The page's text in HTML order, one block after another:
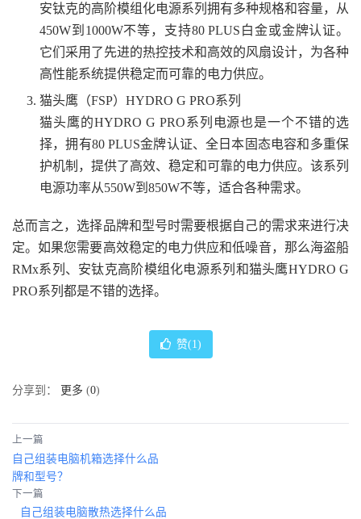
安钛克的高阶模组化电源系列拥有多种规格和容量，从
450W到1000W不等，支持80 PLUS白金或金牌认证。
它们采用了先进的热控技术和高效的风扇设计，为各种
高性能系统提供稳定而可靠的电力供应。
猫头鹰（FSP）HYDRO G PRO系列
猫头鹰的HYDRO G PRO系列电源也是一个不错的选
择，拥有80 PLUS金牌认证、全日本固态电容和多重保
护机制，提供了高效、稳定和可靠的电力供应。该系列
电源功率从550W到850W不等，适合各种需求。
总而言之，选择品牌和型号时需要根据自己的需求来进行决
定。如果您需要高效稳定的电力供应和低噪音，那么海盗船
RMx系列、安钛克高阶模组化电源系列和猫头鹰HYDRO G
PRO系列都是不错的选择。
赞(1)
分享到： 更多 (0)
上一篇
自己组装电脑机箱选择什么品
牌和型号？
下一篇
自己组装电脑散热选择什么品